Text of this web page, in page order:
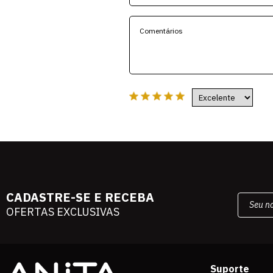
CADASTRE-SE E RECEBA
OFERTAS EXCLUSIVAS
Suporte